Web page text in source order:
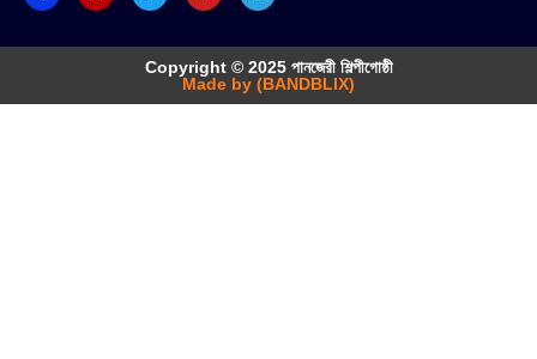
Copyright © 2025 পানজেরী শিল্পীগোষ্ঠী
Made by (BANDBLIX)